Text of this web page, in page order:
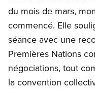
du mois de mars,
commencé. Elle
séance avec une
Premières Nations
négociations, tout
la convention